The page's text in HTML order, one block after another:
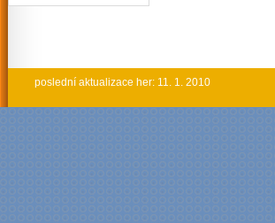
poslední aktualizace her: 11. 1. 2010